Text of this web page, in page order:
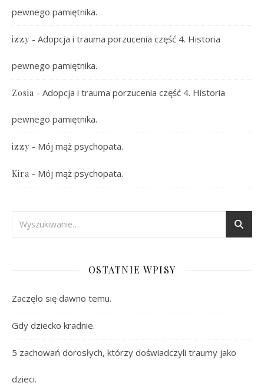
pewnego pamiętnika.
izzy - Adopcja i trauma porzucenia część 4. Historia
pewnego pamiętnika.
Zosia - Adopcja i trauma porzucenia część 4. Historia
pewnego pamiętnika.
izzy - Mój mąż psychopata.
Kira - Mój mąż psychopata.
OSTATNIE WPISY
Zaczęło się dawno temu.
Gdy dziecko kradnie.
5 zachowań dorosłych, którzy doświadczyli traumy jako
dzieci.